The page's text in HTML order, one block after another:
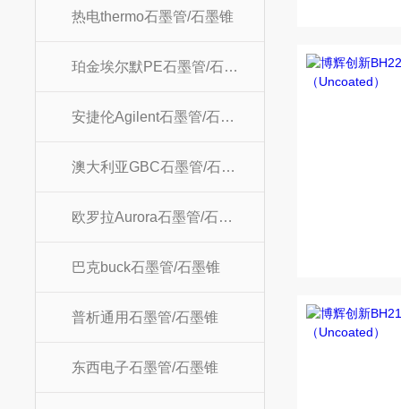
热电thermo石墨管/石墨锥
珀金埃尔默PE石墨管/石墨锥
安捷伦Agilent石墨管/石墨锥
澳大利亚GBC石墨管/石墨锥
欧罗拉Aurora石墨管/石墨锥
巴克buck石墨管/石墨锥
普析通用石墨管/石墨锥
东西电子石墨管/石墨锥